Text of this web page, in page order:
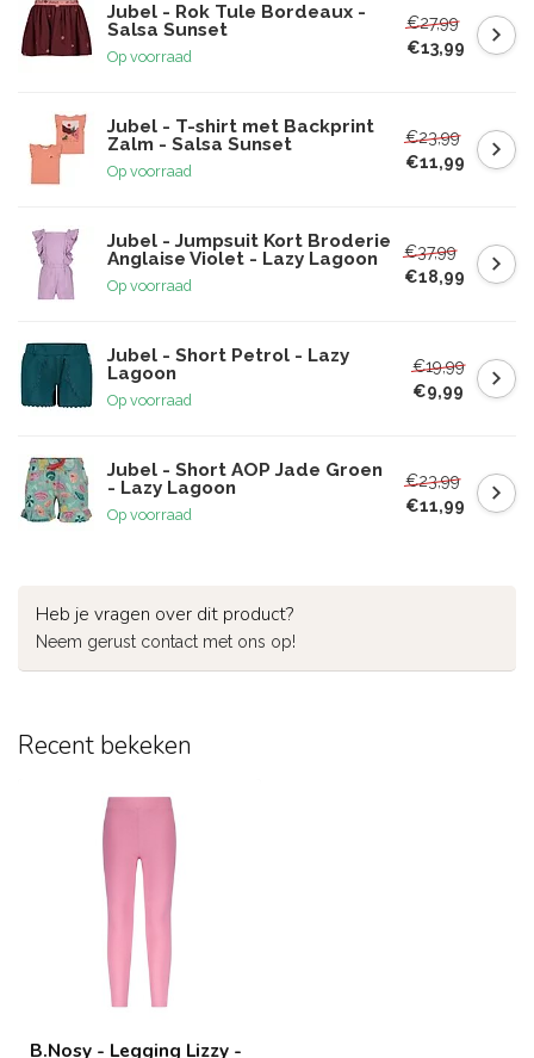
Jubel - Rok Tule Bordeaux -
Salsa Sunset
Op voorraad
€27,99
€13,99
Jubel - T-shirt met Backprint
Zalm - Salsa Sunset
Op voorraad
€23,99
€11,99
Jubel - Jumpsuit Kort Broderie
Anglaise Violet - Lazy Lagoon
Op voorraad
€37,99
€18,99
Jubel - Short Petrol - Lazy
Lagoon
Op voorraad
€19,99
€9,99
Jubel - Short AOP Jade Groen
- Lazy Lagoon
Op voorraad
€23,99
€11,99
Heb je vragen over dit product?
Neem gerust contact met ons op!
Recent bekeken
B.Nosy - Legging Lizzy -